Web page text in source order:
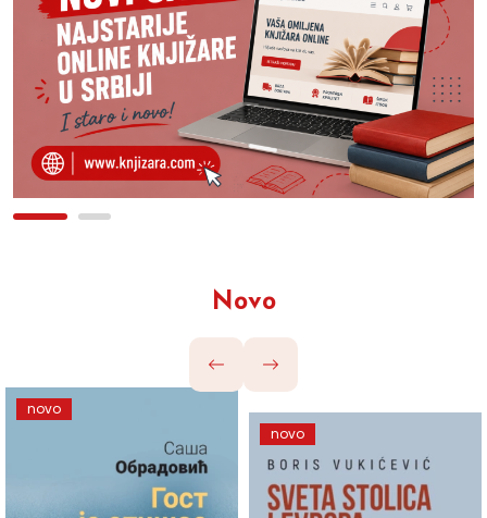
Novo
novo
novo